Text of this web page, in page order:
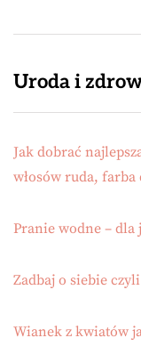
Uroda i
Jak dobrać
włosów ruda, farba
Pranie wodne – dla
Zadbaj o siebie
Wianek z kwiatów